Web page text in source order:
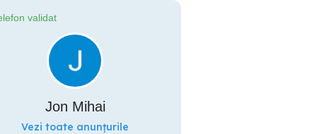
validat
Jon Mihai
Vezi toate anunțurile